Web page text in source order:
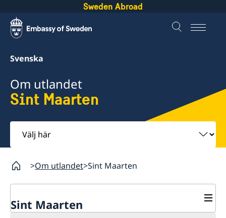
Sweden Abroad
Svenska
Om utlandet
Sint Maarten
Välj
här
Om utlandet Sint Maarten
Sint Maarten